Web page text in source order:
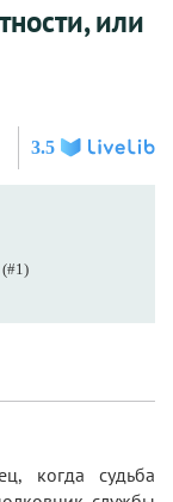
или
3.5
(#1)
когда судьба